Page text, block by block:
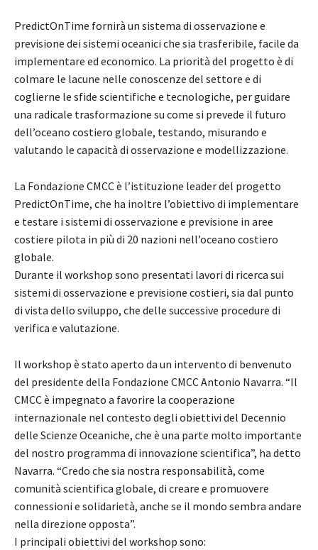
PredictOnTime fornirà un sistema di osservazione e
previsione dei sistemi oceanici che sia trasferibile, facile da
implementare ed economico. La priorità del progetto è di
colmare le lacune nelle conoscenze del settore e di
coglierne le sfide scientifiche e tecnologiche, per guidare
una radicale trasformazione su come si prevede il futuro
dell’oceano costiero globale, testando, misurando e
valutando le capacità di osservazione e modellizzazione.
La Fondazione CMCC è l’istituzione leader del progetto
PredictOnTime, che ha inoltre l’obiettivo di implementare
e testare i sistemi di osservazione e previsione in aree
costiere pilota in più di 20 nazioni nell’oceano costiero
globale.
Durante il workshop sono presentati lavori di ricerca sui
sistemi di osservazione e previsione costieri, sia dal punto
di vista dello sviluppo, che delle successive procedure di
verifica e valutazione.
Il workshop è stato aperto da un intervento di benvenuto
del presidente della Fondazione CMCC Antonio Navarra. “Il
CMCC è impegnato a favorire la cooperazione
internazionale nel contesto degli obiettivi del Decennio
delle Scienze Oceaniche, che è una parte molto importante
del nostro programma di innovazione scientifica”, ha detto
Navarra. “Credo che sia nostra responsabilità, come
comunità scientifica globale, di creare e promuovere
connessioni e solidarietà, anche se il mondo sembra andare
nella direzione opposta”.
I principali obiettivi del workshop sono: